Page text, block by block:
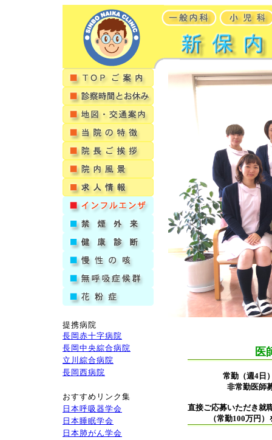
提携病院
長岡赤十字病院
長岡中央綜合病院
立川綜合病院
長岡西病院
おすすめリンク集
日本呼吸器学会
日本睡眠学会
日本肺がん学会
医
常勤（週4
非常勤医
直接ご応募いただき就
（常勤100万円